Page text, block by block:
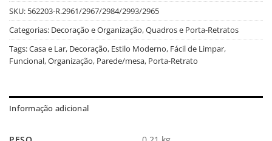
SKU: 562203-R.2961/2967/2984/2993/2965
Categorias: Decoração e Organização,Quadros e Porta-Retratos
Tags:Casa e Lar, Decoração, Estilo Moderno, Fácil de Limpar,
Funcional,Organização, Parede/mesa, Porta-Retrato
Informação adicional